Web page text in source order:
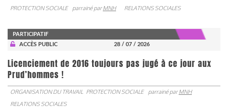
PROTECTION SOCIALE
parrainé parMNH RELATIONS SOCIALES
PARTICIPATIF
ACCÈS PUBLIC
28 / 07 / 2026
Licenciement de 2016 toujours pas jugé à ce jour aux
Prud’hommes !
ORGANISATION DU TRAVAIL PROTECTION SOCIALE parrainé parMNH
RELATIONS SOCIALES